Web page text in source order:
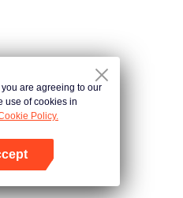
1季
上
are agreeing to our
use of cookies in
Policy.